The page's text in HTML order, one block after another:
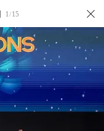
1/15